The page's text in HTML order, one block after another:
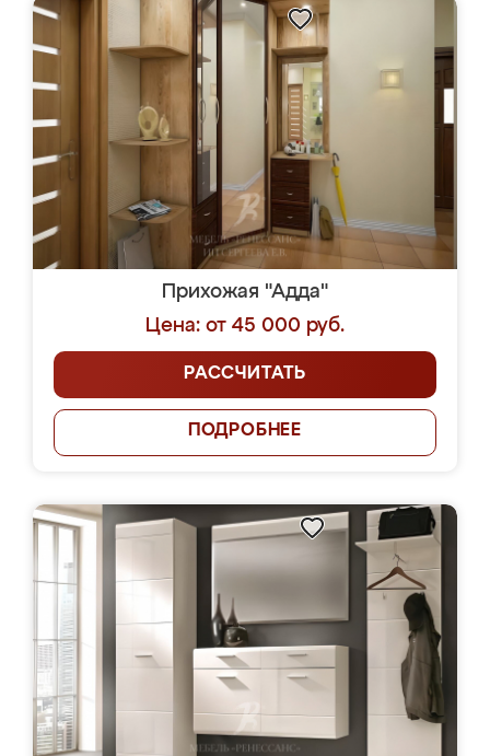
Прихожая "Адда"
Цена: от 45 000 руб.
РАССЧИТАТЬ
ПОДРОБНЕЕ